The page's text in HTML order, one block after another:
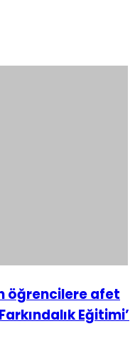
öğrencilere afet
Eğitimi’